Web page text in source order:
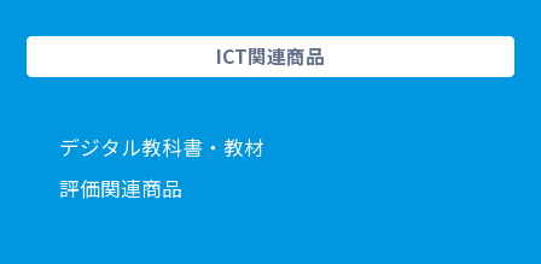
ICT関連商品
デジタル教科書・教材
評価関連商品